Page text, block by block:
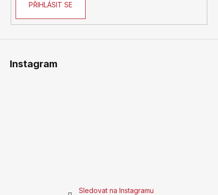
PŘIHLÁSIT SE
Instagram
Sledovat na Instagramu